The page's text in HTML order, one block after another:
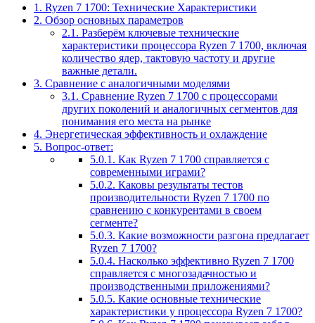
1. Ryzen 7 1700: Технические Характеристики
2. Обзор основных параметров
2.1. Разберём ключевые технические
характеристики процессора Ryzen 7 1700, включая
количество ядер, тактовую частоту и другие
важные детали.
3. Сравнение с аналогичными моделями
3.1. Сравнение Ryzen 7 1700 с процессорами
других поколений и аналогичных сегментов для
понимания его места на рынке
4. Энергетическая эффективность и охлаждение
5. Вопрос-ответ:
5.0.1. Как Ryzen 7 1700 справляется с
современными играми?
5.0.2. Каковы результаты тестов
производительности Ryzen 7 1700 по
сравнению с конкурентами в своем
сегменте?
5.0.3. Какие возможности разгона предлагает
Ryzen 7 1700?
5.0.4. Насколько эффективно Ryzen 7 1700
справляется с многозадачностью и
производственными приложениями?
5.0.5. Какие основные технические
характеристики у процессора Ryzen 7 1700?